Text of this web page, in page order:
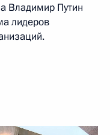
Владимир Путин
лидеров